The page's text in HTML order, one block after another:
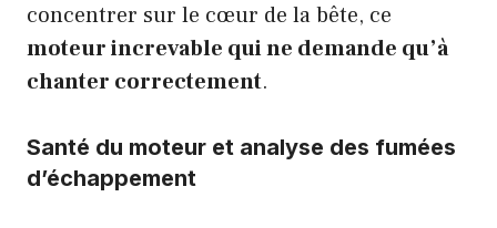
concentrer sur le cœur de la bête, ce
moteur increvable qui ne demande qu’à
chanter correctement.
Santé du moteur et analyse des fumées
d’échappement